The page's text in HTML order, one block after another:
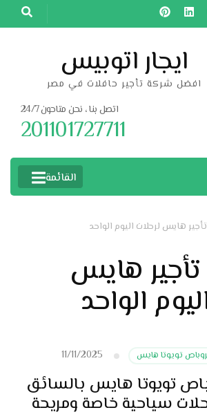
ايجار اتوبيس
افضل شركة تأجير حافلات في مصر
اتصل بنا ، نحن متاحون 24/7
201101727711
القائمة
تأجير هايس لرحلات اليوم الواحد
تأجير هايس
الواحد
تويوتا هايس 11/11/2025
تويوتا هايس بالسائق
سياحية خاصة ومريحة